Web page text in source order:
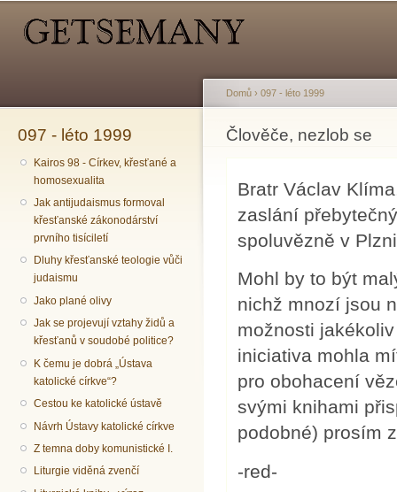
097 - léto 1999
Kairos 98 - Církev, křesťané a
homosexualita
Jak antijudaismus formoval
křesťanské zákonodárství
prvního tisíciletí
Dluhy křesťanské teologie vůči
judaismu
Jako plané olivy
Jak se projevují vztahy židů a
křesťanů v soudobé politice?
K čemu je dobrá „Ústava
katolické církve“?
Cestou ke katolické ústavě
Návrh Ústavy katolické církve
Z temna doby komunistické I.
Liturgie viděná zvenčí
Jste zde
Domů › 097 - léto 1999
Člověče, nezlob se
Bratr Václav
zaslání
spoluvězně v
Mohl by to být
nichž mnozí jsou
možnosti
iniciativa mohla
pro obohacení
svými knihami
podobné) prosím
-red-